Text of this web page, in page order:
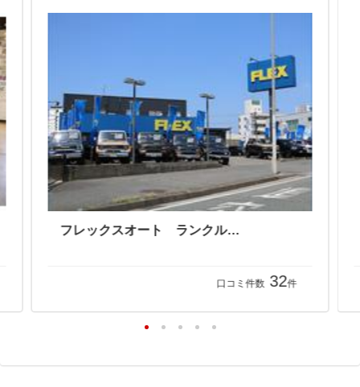
フレックスオート ランクル福岡
口コミ件数 32件